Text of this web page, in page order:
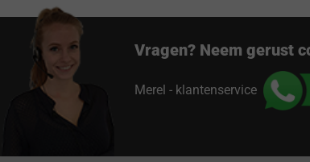
Vragen? Neem gerust
Merel - klantenservice